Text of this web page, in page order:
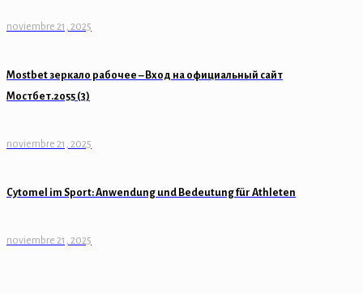
noviembre 21, 2025
Mostbet зеркало рабочее – Вход на официальный сайт
Мостбет.2055 (3)
noviembre 21, 2025
Cytomel im Sport: Anwendung und Bedeutung für Athleten
noviembre 21, 2025